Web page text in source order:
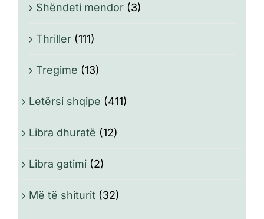
Shëndeti mendor (3)
Thriller (111)
Tregime (13)
Letërsi shqipe (411)
Libra dhuratë (12)
Libra gatimi (2)
Më të shiturit (32)